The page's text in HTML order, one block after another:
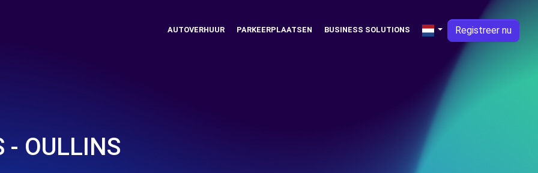
AUTOVERHUUR PARKEERPLAATSEN BUSINESS SOLUTIONS Registreer nu
- OULLINS